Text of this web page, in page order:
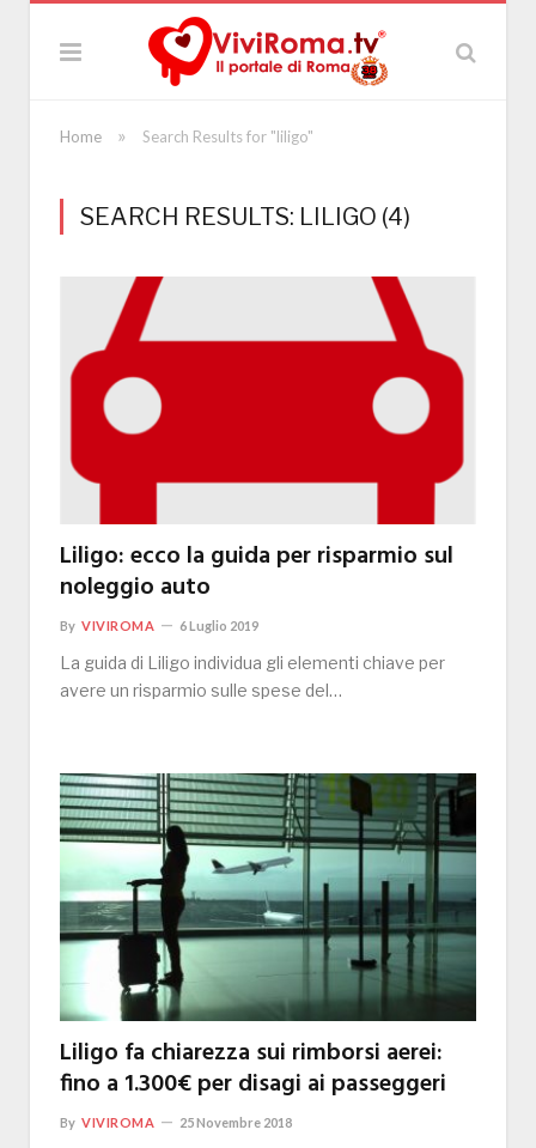
Home » Search Results for "liligo"
SEARCH RESULTS: LILIGO (4)
Liligo: ecco la guida per risparmio sul
noleggio auto
By VIVIROMA 6 Luglio 2019
La guida di Liligo individua gli elementi chiave per
avere un risparmio sulle spese del…
Liligo fa chiarezza sui rimborsi aerei:
fino a 1.300€ per disagi ai passeggeri
By VIVIROMA 25 Novembre 2018